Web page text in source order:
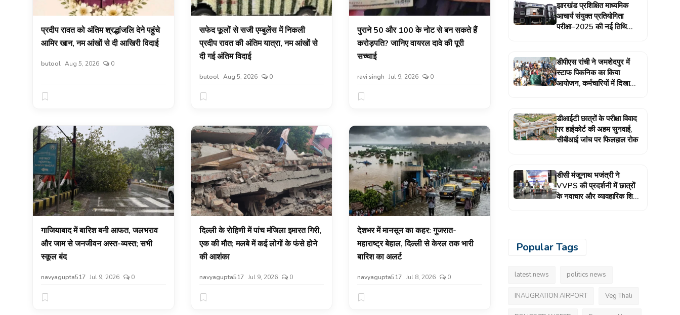
प्रदीप रावत को अंतिम श्रद्धांजलि देने पहुंचे
आमिर खान, नम आंखों से दी आखिरी विदाई
butool Aug 5, 2026 0
सफेद फूलों से सजी एम्बुलेंस में निकली
प्रदीप रावत की अंतिम यात्रा, नम आंखों से
दी गई अंतिम विदाई
butool Aug 5, 2026 0
पुराने ₹50 और ₹100 के नोट से बन सकते हैं
करोड़पति? जानिए वायरल दावे की पूरी
सच्चाई
ravi singh Jul 9, 2026 0
गाजियाबाद में बारिश बनी आफत, जलभराव
और जाम से जनजीवन अस्त-व्यस्त; सभी
स्कूल बंद
navyagupta517 Jul 9, 2026 0
दिल्ली के रोहिणी में पांच मंजिला इमारत गिरी,
एक की मौत; मलबे में कई लोगों के फंसे होने
की आशंका
navyagupta517 Jul 9, 2026 0
देशभर में मानसून का कहर: गुजरात-
महाराष्ट्र बेहाल, दिल्ली से केरल तक भारी
बारिश का अलर्ट
navyagupta517 Jul 8, 2026 0
झारखंड प्रशिक्षित माध्यमिक
आचार्य संयुक्त प्रतियोगिता
परीक्षा–2025 की नई तिथि
डीपीएस रांची ने जमशेदपुर में
स्टाफ पिकनिक का किया
आयोजन, कर्मचारियों में दिखा
डीआईटी छात्रों के परीक्षा विवाद
पर हाईकोर्ट की अहम सुनवाई,
सीबीआई जांच पर फिलहाल रोक
डीसी मंजूनाथ भजंत्री ने
VVPS की प्रदर्शनी में छात्रों
के नवाचार और व्यावहारिक शिक्षा
Popular Tags
latest news politics news
INAUGRATION AIRPORT Veg Thali